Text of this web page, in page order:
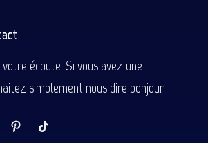
écoute. Si vous avez une
simplement nous dire bonjour.